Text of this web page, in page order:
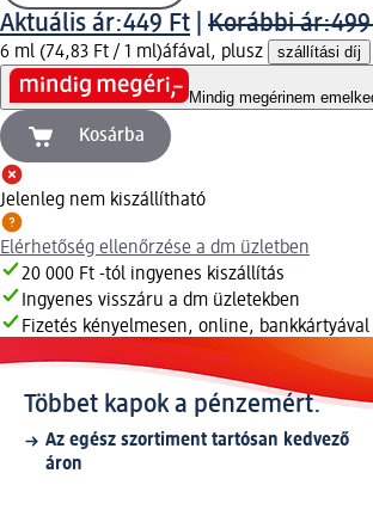
Aktuális ár:449 Ft Korábbi ár:
6 ml (74,83 Ft / 1 ml)áfával, plusz szállítási díj
Mindig megérinem
Kosárba
Jelenleg nem kiszállítható
Elérhetőség ellenőrzése a dm üzletben
20 000 Ft -tól ingyenes kiszállítás
Ingyenes visszáru a dm üzletekben
Fizetés kényelmesen, online, bankkártyával
Többet kapok a pénzemért.
Az egész szortiment tartósan kedvező
áron